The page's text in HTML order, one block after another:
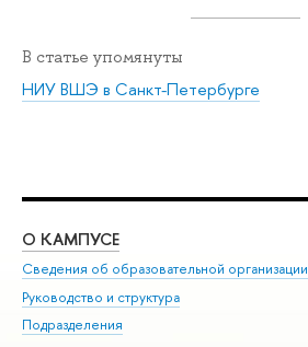
В статье упомянуты
НИУ ВШЭ в Санкт-Петербурге
О КАМПУСЕ
Сведения об образовательной организации
Руководство и структура
Подразделения